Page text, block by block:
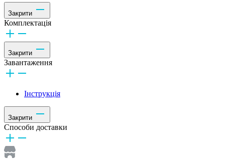
Закрити
Комплектація
Закрити
Завантаження
Інструкція
Закрити
Способи доставки